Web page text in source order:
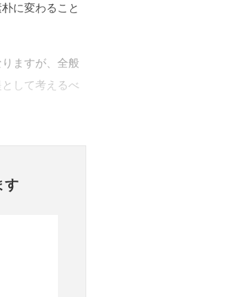
に変わること
ますが、全般
して考えるべ
す